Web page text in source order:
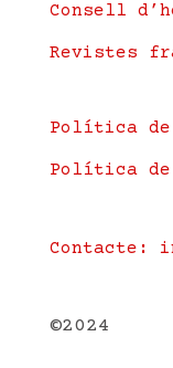
Consell
Revistes
Política de
Política de
Contacte:
©2024